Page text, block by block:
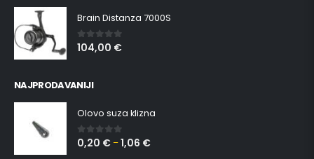
Brain Distanza 7000S
0out of 5
104,00 €
NAJPRODAVANIJI
Olovo suza klizna
0 out of 5
0,20 € –1,06 €